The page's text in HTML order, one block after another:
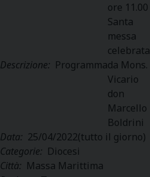
Descrizione: Programma
ore 11.00
Santa
messa
celebrata
da Mons.
Vicario
don
Marcello
Boldrini
Data: 25/04/2022(tutto il giorno)
Categorie: Diocesi
Città: Massa Marittima